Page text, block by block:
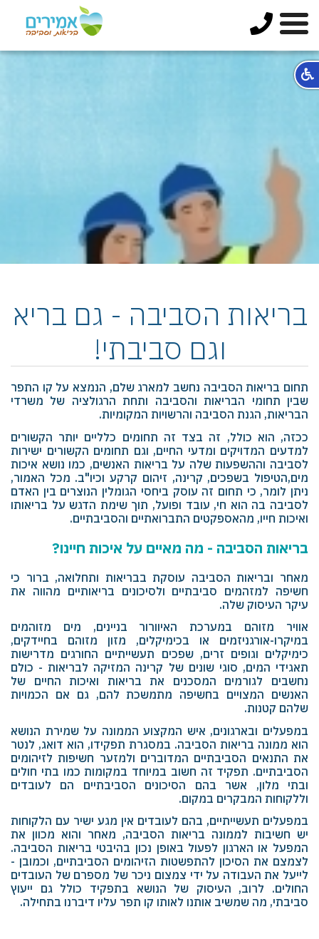
בריאות הסביבה - גם בריא
וגם סביבתי!
תחום בריאות הסביבה נחשב למארג שלם, הנמצא על קו התפר
שבין תחומי הבריאות והסביבה ותחת הרגולציה של משרדי
הבריאות, הגנת הסביבה והרשויות המקומיות.
ככזה, הוא כולל, זה בצד זה תחומים כלליים יותר הקשורים
למדעים המדויקים ומדעי החיים, וגם תחומים הקשורים ישירות
לסביבה וההשפעות שלה על בריאות האנשים, כמו נושא איכות
מים,הטיפול בשפכים, קרינה, זיהום קרקע וכיו"ב. מכל האמור,
ניתן לומר, כי תחום זה עוסק ביחסי הגומלין הנוצרים בין האדם
לסביבה בה הוא חי, עובד ופועל, תוך שימת הדגש על בריאותו
ואיכות חייו, מהאספקטים התברואתיים והסביבתיים.
בריאות הסביבה - מה מאיים על איכות חיינו?
מאחר ובריאות הסביבה עוסקת בבריאות ותחלואה, ברור כי
חשיפה למזהמים סביבתיים ולסיכונים בריאותיים מהווה את
עיקר העיסוק שלה.
אוויר מזוהם במערכת האיוורור בניינים, מים מזוהמים
במיקרו-אורגניזמים או בכימיקלים, מזון מזוהם בחיידקים,
כימיקלים וגופים זרים, שפכים תעשייתיים החורגים מדרישות
תאגידי המים, סוגי שונים של קרינה המזיקה לבריאות - כולם
נחשבים לגורמים המסכנים את בריאות ואיכות החיים של
האנשים המצויים בחשיפה מתמשכת להם, גם אם הכמויות
שלהם קטנות.
במפעלים ובארגונים, איש המקצוע הממונה על שמירת הנושא
הוא ממונה בריאות הסביבה. במסגרת תפקידו, הוא דואג, לנטר
את התנאים הסביבתיים המדוברים ולמזער חשיפות לזיהומים
הסביבתיים. תפקיד זה חשוב במיוחד במקומות כמו בתי חולים
ובתי מלון, אשר בהם הסיכונים הסביבתיים הם לעובדים
וללקוחות המבקרים במקום.
במפעלים תעשייתיים, בהם לעובדים אין מגע ישיר עם הלקוחות
יש חשיבות לממונה בריאות הסביבה, מאחר והוא מכוון את
המפעל או הארגון לפעול באופן נכון בהיבטי בריאות הסביבה.
לצמצם את הסיכון להתפשטות הזיהומים הסביבתיים, וכמובן -
לייעל את העבודה על ידי צמצום ניכר של מספרם של העובדים
החולים. לרוב, העיסוק של הנושא בתפקיד כולל גם ייעוץ
סביבתי, מה שמשיב אותנו לאותו קו תפר עליו דיברנו בתחילה.